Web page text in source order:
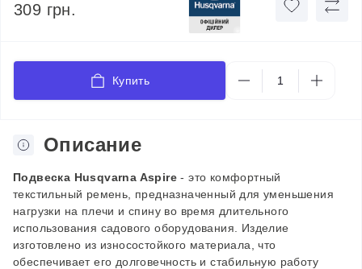
309 грн.
Купить
Описание
Подвеска Husqvarna Aspire - это комфортный
текстильный ремень, предназначенный для уменьшения
нагрузки на плечи и спину во время длительного
использования садового оборудования. Изделие
изготовлено из износостойкого материала, что
обеспечивает его долговечность и стабильную работу